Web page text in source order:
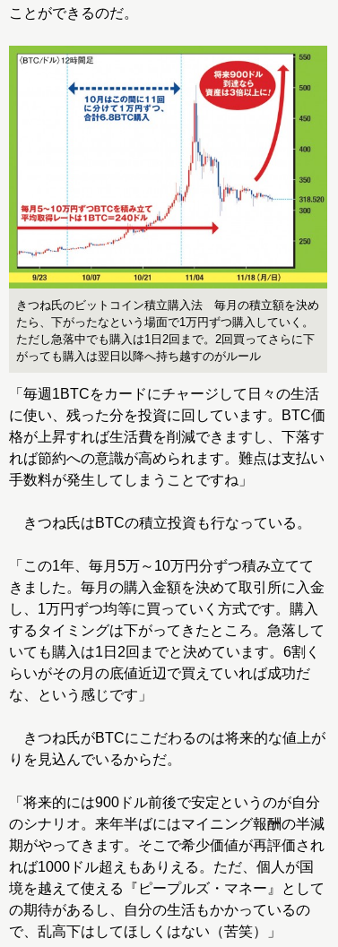
ことができるのだ。
きつね氏のビットコイン積立購入法 毎月の積立額を決め
たら、下がったなという場面で1万円ずつ購入していく。
ただし急落中でも購入は1日2回まで。2回買ってさらに下
がっても購入は翌日以降へ持ち越すのがルール
「毎週1BTCをカードにチャージして日々の生活
に使い、残った分を投資に回しています。BTC価
格が上昇すれば生活費を削減できますし、下落す
れば節約への意識が高められます。難点は支払い
手数料が発生してしまうことですね」
きつね氏はBTCの積立投資も行なっている。
「この1年、毎月5万～10万円分ずつ積み立てて
きました。毎月の購入金額を決めて取引所に入金
し、1万円ずつ均等に買っていく方式です。購入
するタイミングは下がってきたところ。急落して
いても購入は1日2回までと決めています。6割く
らいがその月の底値近辺で買えていれば成功だ
な、という感じです」
きつね氏がBTCにこだわるのは将来的な値上が
りを見込んでいるからだ。
「将来的には900ドル前後で安定というのが自分
のシナリオ。来年半ばにはマイニング報酬の半減
期がやってきます。そこで希少価値が再評価され
れば1000ドル超えもありえる。ただ、個人が国
境を越えて使える『ピープルズ・マネー』として
の期待があるし、自分の生活もかかっているの
で、乱高下はしてほしくはない（苦笑）」